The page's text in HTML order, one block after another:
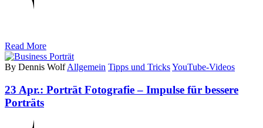
Read More
By Dennis Wolf Allgemein Tipps und TricksYouTube-Videos
23 Apr.: Porträt Fotografie – Impulse für bessere
Porträts